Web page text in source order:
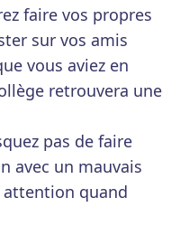
faire vos propres
sur vos amis
vous aviez en
retrouvera une
pas de faire
avec un mauvais
attention quand